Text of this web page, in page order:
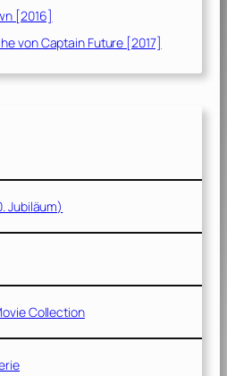
[2016]
von Captain Future [2017]
Jubiläum)
Collection